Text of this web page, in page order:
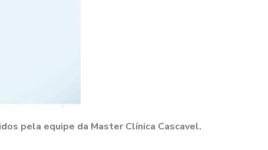
pela equipe da Master Clínica Cascavel.